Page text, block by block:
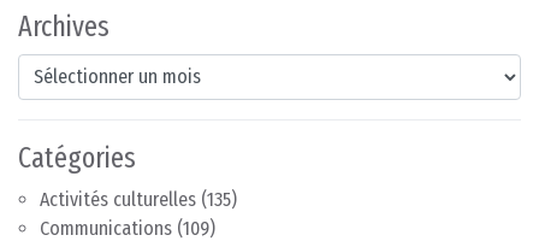
Archives
Archives
Catégories
Activités culturelles (135)
Communications (109)